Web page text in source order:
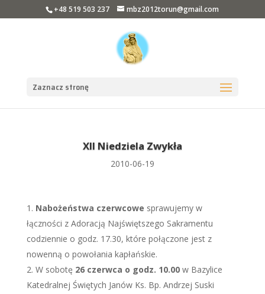
+48 519 503 237 mbz2012torun@gmail.com
Zaznacz stronę
XII Niedziela Zwykła
2010-06-19
Nabożeństwa czerwcowe sprawujemy w
łączności z Adoracją Najświętszego Sakramentu
codziennie o godz. 17.30, które połączone jest z
nowenną o powołania kapłańskie.
W sobotę 26 czerwca o godz. 10.00w Bazylice
Katedralnej Świętych Janów Ks. Bp. Andrzej Suski